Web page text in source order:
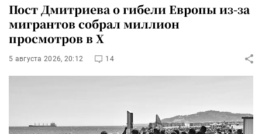
Пост Дмитриева о гибели Европы из-за
мигрантов собрал миллион
просмотров в X
5 августа 2026, 20:12 14